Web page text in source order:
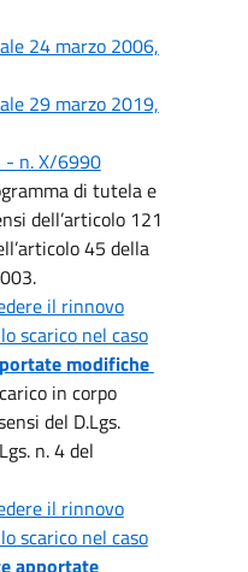
24 marzo 2006,
29 marzo 2019,
- n. X/6990
di tutela e
dell’articolo 121
45 della
il rinnovo
scarico nel caso
modifiche
in corpo
del D.Lgs.
n. 4 del
il rinnovo
scarico nel caso
apportate